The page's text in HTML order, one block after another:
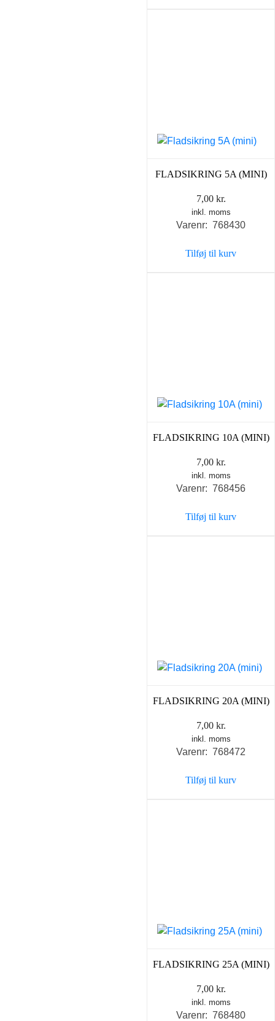
FLADSIKRING 5A (MINI)
7,00 kr.
inkl. moms
Varenr: 768430
Tilføj til kurv
FLADSIKRING 10A (MINI)
7,00 kr.
inkl. moms
Varenr: 768456
Tilføj til kurv
FLADSIKRING 20A (MINI)
7,00 kr.
inkl. moms
Varenr: 768472
Tilføj til kurv
FLADSIKRING 25A (MINI)
7,00 kr.
inkl. moms
Varenr: 768480